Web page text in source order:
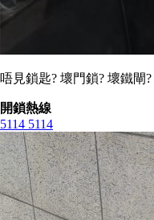
唔見鎖匙? 壞門鎖? 壞鐵閘?
開鎖熱線
5114 5114